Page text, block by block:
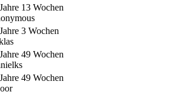
13 Wochen
3 Wochen
49 Wochen
49 Wochen